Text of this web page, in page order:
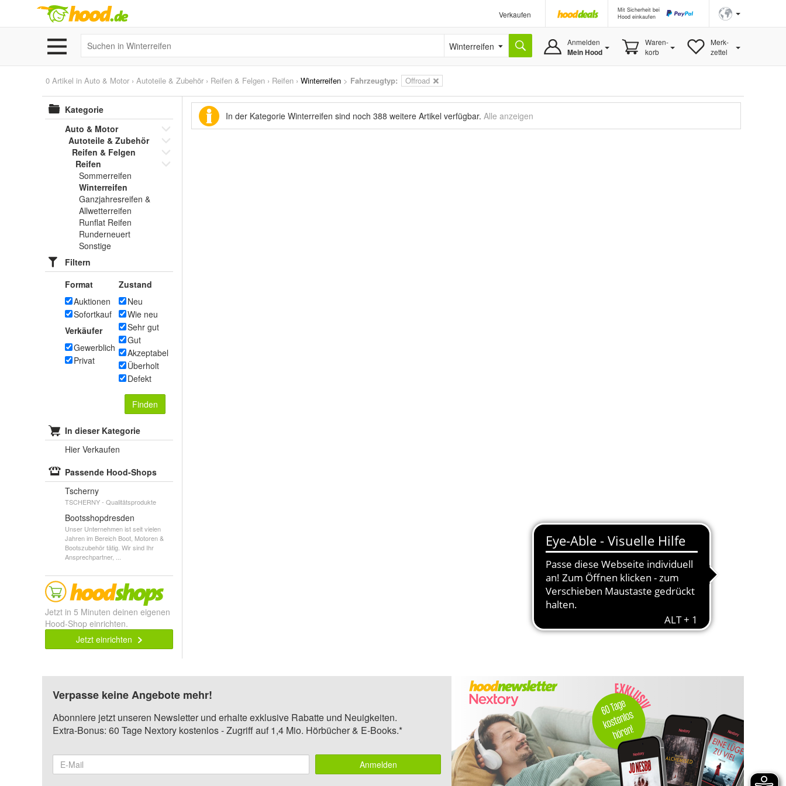
Verkaufen
Mit Sicherheit bei
Hood einkaufen
Winterreifen Anmelden
Mein Hood
Waren-
korb
Merk-
zettel
0 Artikel in Auto & Motor › Autoteile & Zubehör › Reifen & Felgen › Reifen › Winterreifen > Fahrzeugtyp: Offroad
Kategorie
Auto & Motor
Autoteile & Zubehör
Reifen & Felgen
Reifen
Sommerreifen
Winterreifen
Ganzjahresreifen &
Allwetterreifen
Runflat Reifen
Runderneuert
Sonstige
Filtern
Format
Auktionen
Sofortkauf
Verkäufer
Gewerblich
Privat
Zustand
Neu
Wie neu
Sehr gut
Gut
Akzeptabel
Überholt
Defekt
Finden
In dieser Kategorie
Hier Verkaufen
Passende Hood-Shops
Tscherny
TSCHERNY - Qualitätsprodukte
Bootsshopdresden
Unser Unternehmen ist seit vielen
Jahren im Bereich Boot, Motoren &
Bootszubehör tätig. Wir sind Ihr
Ansprechpartner, ...
Jetzt in 5 Minuten deinen eigenen
Hood-Shop einrichten.
Jetzt einrichten
In der Kategorie Winterreifen sind noch 388 weitere Artikel verfügbar. Alle anzeigen
Verpasse keine Angebote mehr!
Abonniere jetzt unseren Newsletter und erhalte exklusive Rabatte und Neuigkeiten.
Extra-Bonus: 60 Tage Nextory kostenlos - Zugriff auf 1,4 Mio. Hörbücher & E-Books.*
Anmelden